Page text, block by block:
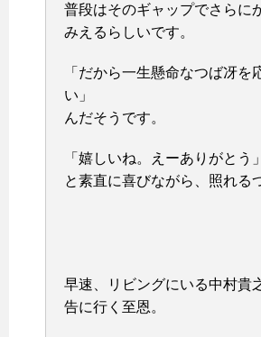
普段はそのギャップでさらに
みえるらしいです。
「だから一生懸命なつば冴を
い」
んだそうです。
「嬉しいね。えーありがとう」
と素直に喜びながら、照れる
早速、リビングにいる中村貴
告に行く至恩。